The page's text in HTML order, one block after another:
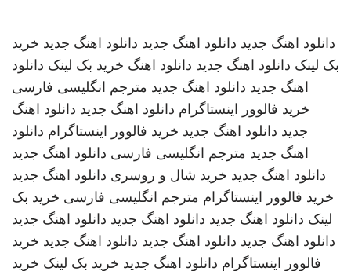
دانلود اهنگ جدید دانلود اهنگ جدید دانلود اهنگ جدید خرید
بک لینک دانلود اهنگ جدید دانلود اهنگ خرید بک لینک دانلود
اهنگ جدید دانلود اهنگ جدید مترجم انگلیسی فارسی
خرید فالوور اینستاگرام دانلود اهنگ جدید دانلود اهنگ
جدید دانلود اهنگ جدید خرید فالوور اینستاگرام دانلود
اهنگ جدید مترجم انگلیسی فارسی دانلود اهنگ جدید
دانلود اهنگ جدید خرید شال و روسری دانلود اهنگ جدید
خرید فالوور اینستاگرام مترجم انگلیسی فارسی خرید بک
لینک دانلود اهنگ جدید دانلود اهنگ جدید دانلود اهنگ جدید
دانلود اهنگ جدید دانلود اهنگ جدید دانلود اهنگ جدید خرید
فالوور اینستاگرام دانلود اهنگ جدید خرید بک لینک خرید